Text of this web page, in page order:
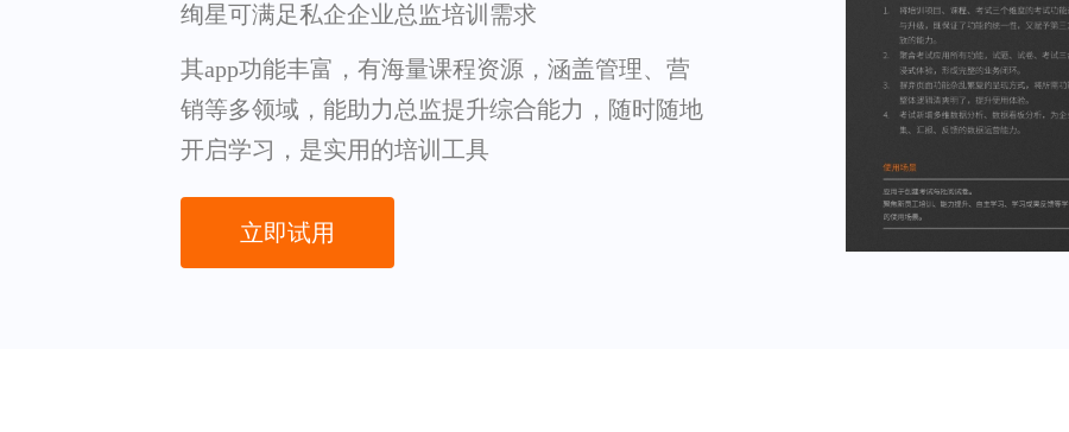
绚星可满足私企企业总监培训需求
其app功能丰富，有海量课程资源，涵盖管理、营
销等多领域，能助力总监提升综合能力，随时随地
开启学习，是实用的培训工具
立即试用